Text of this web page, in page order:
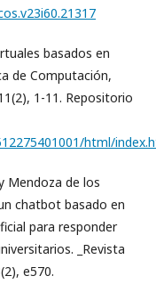
basados en
de Computación,
1-11. Repositorio
html/
Mendoza de los
chatbot basado en
para responder
_Revista
e570.